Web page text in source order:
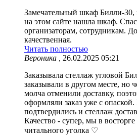
Замечательный шкаф Билли-30,
на этом сайте нашла шкаф.
организаторам, сотрудникам.
качественная.
Читать полностью
Вероника ,
26.02.2025 05:21
Заказывала стеллаж угловой
заказывали в другом месте, но
молча отменили доставку,
оформляли заказ уже с
подтвердились и стеллаж
Качество - супер, мы в
читального уголка ♡